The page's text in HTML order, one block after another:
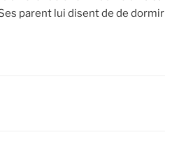
parent lui disent de de dormir